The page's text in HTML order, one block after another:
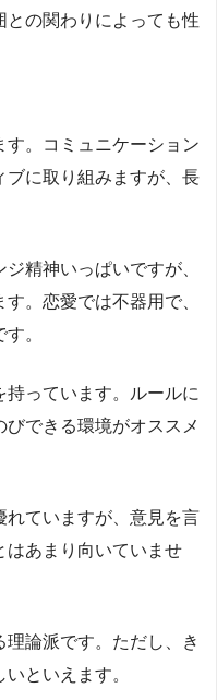
の関わりによっても性
。コミュニケーション
ブに取り組みますが、長
精神いっぱいですが、
。恋愛では不器用で、
。
っています。ルールに
できる環境がオススメ
れていますが、意見を言
はあまり向いていませ
論派です。ただし、き
といえます。